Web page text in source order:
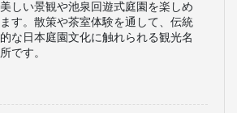
美しい景観や池泉回遊式庭園を楽しめ
ます。散策や茶室体験を通して、伝統
的な日本庭園文化に触れられる観光名
所です。